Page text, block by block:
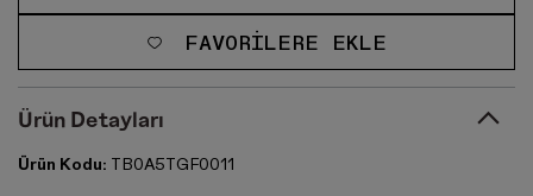
FAVORILERE EKLE
Ürün Detayları
Ürün Kodu: TB0A5TGF0011